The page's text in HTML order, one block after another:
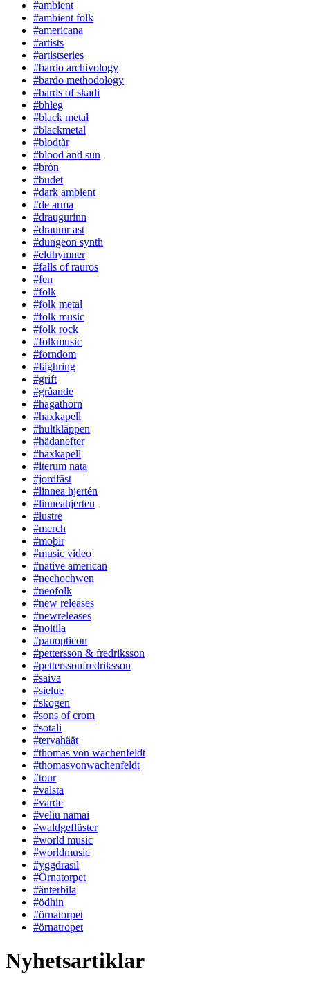
#ambient
#ambient folk
#americana
#artists
#artistseries
#bardo archivology
#bardo methodology
#bards of skadi
#bhleg
#black metal
#blackmetal
#blodtår
#blood and sun
#bròn
#budet
#dark ambient
#de arma
#draugurinn
#draumr ast
#dungeon synth
#eldhymner
#falls of rauros
#fen
#folk
#folk metal
#folk music
#folk rock
#folkmusic
#forndom
#fäghring
#grift
#gråande
#hagathorn
#haxkapell
#hultkläppen
#hädanefter
#häxkapell
#iterum nata
#jordfäst
#linnea hjertén
#linneahjerten
#lustre
#merch
#moþir
#music video
#native american
#nechochwen
#neofolk
#new releases
#newreleases
#noitila
#panopticon
#pettersson & fredriksson
#petterssonfredriksson
#saiva
#sielue
#skogen
#sons of crom
#sotali
#tervahäät
#thomas von wachenfeldt
#thomasvonwachenfeldt
#tour
#valsta
#varde
#veliu namai
#waldgeflüster
#world music
#worldmusic
#yggdrasil
#Örnatorpet
#änterbila
#ödhin
#örnatorpet
#örnatropet
Nyhetsartiklar